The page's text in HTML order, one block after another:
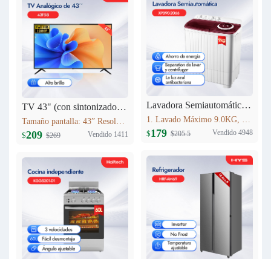
TV 43" (con sintonizador analógico) Haitech 43F5-B
$209 $269 Vendido 1411
Lavadora Semiautomática HYS 9KG XPB90-2066
$179 $205.5 Vendido 4948